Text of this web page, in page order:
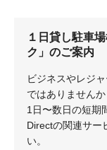
１日貸し駐車
ク」のご案内
ビジネスやレジ
ではありませんか
1日〜数日の短期
Directの関連サー
い。